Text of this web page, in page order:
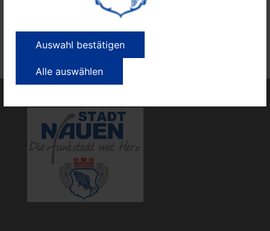
Auswahl bestätigen
Alle auswählen
kleinen Spende für den Verein. Wegen der CORONA-
Auflagen beachten Sie bitte die Abstandsregeln und
benutzen Sie eine Nase-Mund-Bedeckung beim Besuch
der Ausstellung.